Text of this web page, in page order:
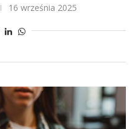
16 września 2025